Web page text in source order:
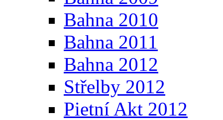
Bahna 2010
Bahna 2011
Bahna 2012
Střelby 2012
Pietní Akt 2012